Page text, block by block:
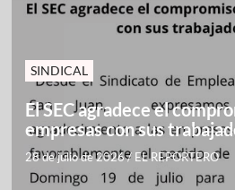
SINDICAL
El SEC agradece el
empresas con sus
28 de julio de 2026/ EL REPORTERO